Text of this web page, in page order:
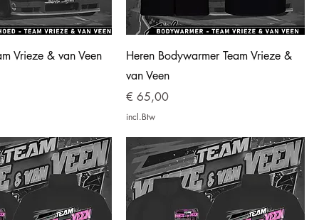
Vrieze & van Veen
Heren Bodywarmer Team Vrieze &
van Veen
Prijs
€ 65,00
incl.Btw